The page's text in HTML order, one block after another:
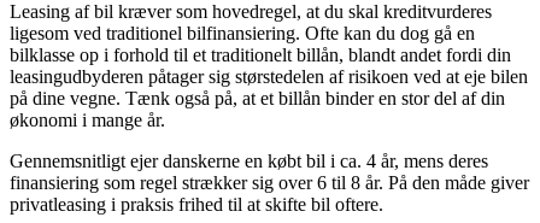
Leasing af bil kræver som hovedregel, at du skal kreditvurderes
ligesom ved traditionel bilfinansiering. Ofte kan du dog gå en
bilklasse op i forhold til et traditionelt billån, blandt andet fordi din
leasingudbyderen påtager sig størstedelen af risikoen ved at eje bilen
på dine vegne. Tænk også på, at et billån binder en stor del af din
økonomi i mange år.
Gennemsnitligt ejer danskerne en købt bil i ca. 4 år, mens deres
finansiering som regel strækker sig over 6 til 8 år. På den måde giver
privatleasing i praksis frihed til at skifte bil oftere.